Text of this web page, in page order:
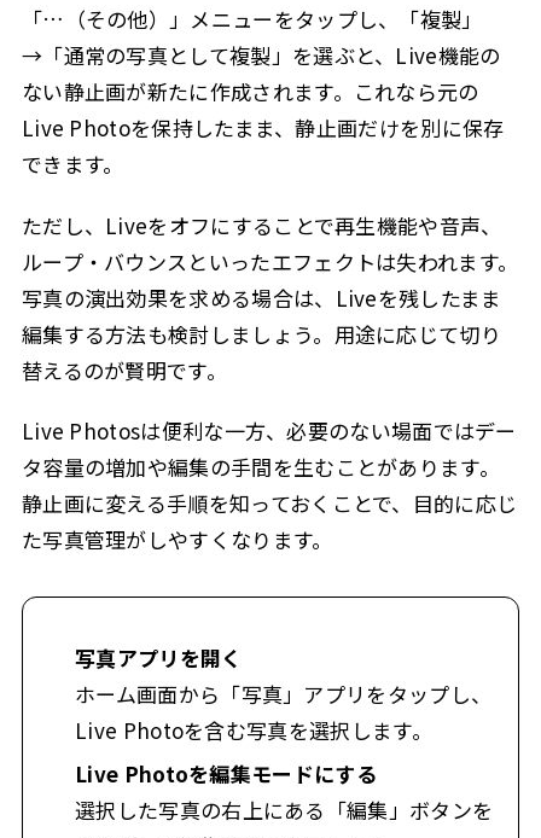
「…（その他）」メニューをタップし、「複製」
→「通常の写真として複製」を選ぶと、Live機能の
ない静止画が新たに作成されます。これなら元の
Live Photoを保持したまま、静止画だけを別に保存
できます。
ただし、Liveをオフにすることで再生機能や音声、
ループ・バウンスといったエフェクトは失われます。
写真の演出効果を求める場合は、Liveを残したまま
編集する方法も検討しましょう。用途に応じて切り
替えるのが賢明です。
Live Photosは便利な一方、必要のない場面ではデー
タ容量の増加や編集の手間を生むことがあります。
静止画に変える手順を知っておくことで、目的に応じ
た写真管理がしやすくなります。
写真アプリを開く
ホーム画面から「写真」アプリをタップし、
Live Photoを含む写真を選択します。
Live Photoを編集モードにする
選択した写真の右上にある「編集」ボタンを